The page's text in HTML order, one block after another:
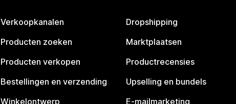
Verkoopkanalen
Producten zoeken
Producten verkopen
Bestellingen en verzending
Winkelontwerp
Dropshipping
Marktplaatsen
Productrecensies
Upselling en bundels
E-mailmarketing